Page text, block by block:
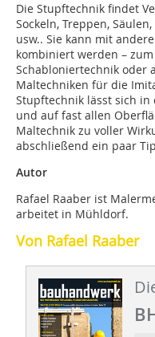
Die Stupftechnik findet
Sockeln, Treppen,
usw.. Sie kann mit
kombiniert werden –
Schabloniertechnik oder
Maltechniken für die
Stupftechnik lässt sich in
und auf fast allen
Maltechnik zu voller
abschließend ein paar
Autor
Rafael Raaber ist
arbeitet in Mühldorf.
Von Rafael Raaber